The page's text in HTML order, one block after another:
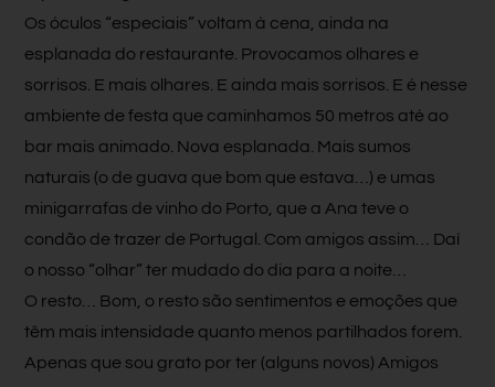
Os óculos “especiais” voltam à cena, ainda na
esplanada do restaurante. Provocamos olhares e
sorrisos. E mais olhares. E ainda mais sorrisos. E é nesse
ambiente de festa que caminhamos 50 metros até ao
bar mais animado. Nova esplanada. Mais sumos
naturais (o de guava que bom que estava…) e umas
minigarrafas de vinho do Porto, que a Ana teve o
condão de trazer de Portugal. Com amigos assim… Daí
o nosso “olhar” ter mudado do dia para a noite…
O resto… Bom, o resto são sentimentos e emoções que
têm mais intensidade quanto menos partilhados forem.
Apenas que sou grato por ter (alguns novos) Amigos